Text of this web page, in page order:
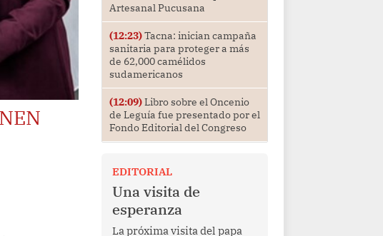
Artesanal Pucusana
(12:23)Tacna: inician campaña
sanitaria para proteger a más
de 62,000 camélidos
sudamericanos
(12:09)Libro sobre el Oncenio
de Leguía fue presentado por el
Fondo Editorial del Congreso
EDITORIAL
Una visita de
esperanza
La próxima visita del papa